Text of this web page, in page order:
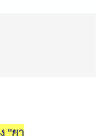
"ยา